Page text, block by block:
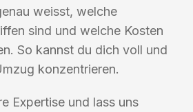
weisst, welche
sind und welche Kosten
So kannst du dich voll und
konzentrieren.
Expertise und lass uns